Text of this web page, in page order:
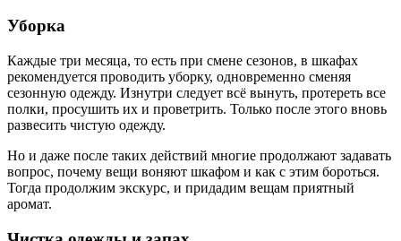
Уборка
Каждые три месяца, то есть при смене сезонов, в шкафах
рекомендуется проводить уборку, одновременно сменяя
сезонную одежду. Изнутри следует всё вынуть, протереть все
полки, просушить их и проветрить. Только после этого вновь
развесить чистую одежду.
Но и даже после таких действий многие продолжают задавать
вопрос, почему вещи воняют шкафом и как с этим бороться.
Тогда продолжим экскурс, и придадим вещам приятный
аромат.